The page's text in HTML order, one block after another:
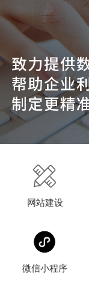
网站建设
微信小程序